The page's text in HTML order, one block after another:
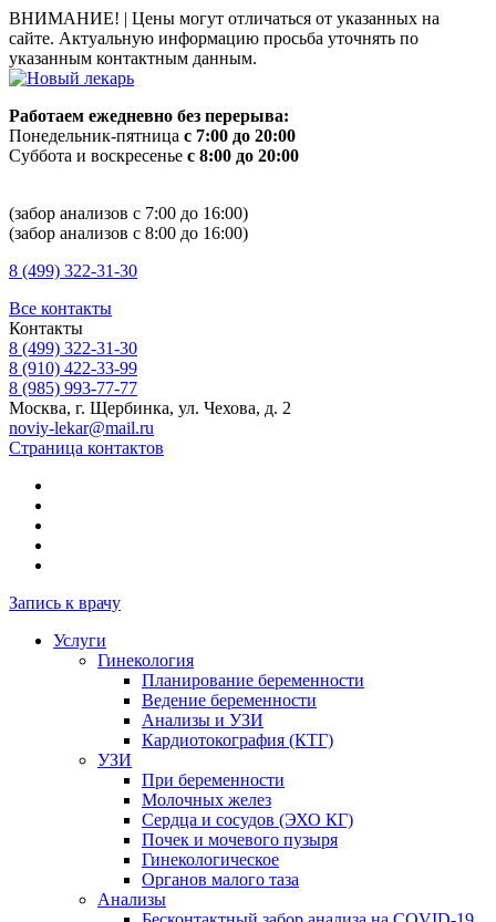
ВНИМАНИЕ! | Цены могут отличаться от указанных на
сайте. Актуальную информацию просьба уточнять по
указанным контактным данным.
Работаем ежедневно без перерыва:
Понедельник-пятница с 7:00 до 20:00
Суббота и воскресенье с 8:00 до 20:00
(забор анализов с 7:00 до 16:00)
(забор анализов с 8:00 до 16:00)
8 (499) 322-31-30
Все контакты
Контакты
8 (499) 322-31-30
8 (910) 422-33-99
8 (985) 993-77-77
Москва, г. Щербинка, ул. Чехова, д. 2
noviy-lekar@mail.ru
Страница контактов
Запись к врачу
Услуги
Гинекология
Планирование беременности
Ведение беременности
Анализы и УЗИ
Кардиотокография (КТГ)
УЗИ
При беременности
Молочных желез
Сердца и сосудов (ЭХО КГ)
Почек и мочевого пузыря
Гинекологическое
Органов малого таза
Анализы